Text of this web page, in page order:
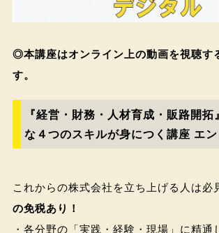
◎本講座はオンライン上の動画を視聴す
す。
『経営・財務・人材育成・販路開
な４つのスキルが身につく講座 エ
これからの株式会社を立ち上げる人は必
の免税あり！
・各分野の「実践・経験・現場」に精通